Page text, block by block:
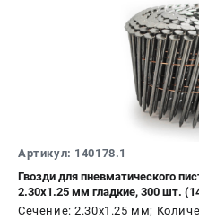
Артикул: 140178.1
Гвозди для пневматического
2.30x1.25 мм гладкие, 300 шт.
Сечение: 2.30х1.25 мм;